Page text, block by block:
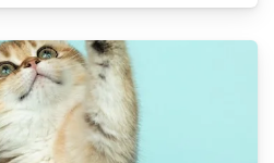
is de Bengaal een